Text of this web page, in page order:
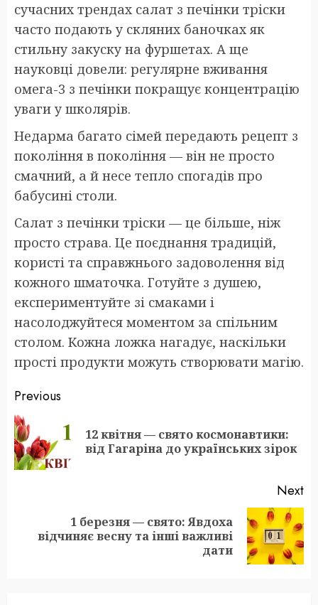
сучасних трендах салат з печінки тріски
часто подають у скляних баночках як
стильну закуску на фуршетах. А ще
науковці довели: регулярне вживання
омега-3 з печінки покращує концентрацію
уваги у школярів.
Недарма багато сімей передають рецепт з
покоління в покоління — він не просто
смачний, а й несе тепло спогадів про
бабусині столи.
Салат з печінки тріски — це більше, ніж
просто страва. Це поєднання традицій,
користі та справжнього задоволення від
кожного шматочка. Готуйте з душею,
експериментуйте зі смаками і
насолоджуйтеся моментом за спільним
столом. Кожна ложка нагадує, наскільки
прості продукти можуть створювати магію.
Post
navigation
Previous
12 квітня — свято космонавтики:
від Гагаріна до українських зірок
Next
Next
1 березня — свято: Явдоха
відчиняє весну та інші важливі
дати